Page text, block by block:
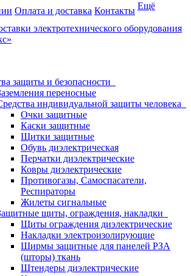
Оплата и доставка Контакты Ещё
защиты и безопасности
переносные
индивидуальной защиты человека
Очки защитные
Каски защитные
Щитки защитные
Обувь диэлектрическая
Перчатки диэлектрические
Ковры диэлектрические
Противогазы, Самоспасатели,
Респираторы
Жилеты сигнальные
щиты, ограждения, накладки
Щиты ограждения диэлектрические
Накладки электроизолирующие
Ширмы защитные для панелей РЗА
(шторы) ткань
Штендеры диэлектрические